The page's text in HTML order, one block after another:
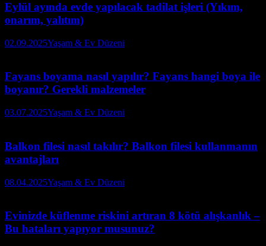
Eylül ayında evde yapılacak tadilat işleri (Yıkım,
onarım, yalıtım)
02.09.2025Yaşam & Ev Düzeni
Fayans boyama nasıl yapılır? Fayans hangi boya ile
boyanır? Gerekli malzemeler
03.07.2025Yaşam & Ev Düzeni
Balkon filesi nasıl takılır? Balkon filesi kullanmanın
avantajları
08.04.2025Yaşam & Ev Düzeni
Evinizde küflenme riskini artıran 8 kötü alışkanlık –
Bu hataları yapıyor musunuz?